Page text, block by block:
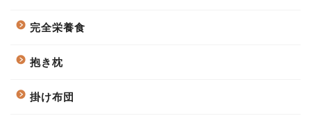
完全栄養食
抱き枕
掛け布団